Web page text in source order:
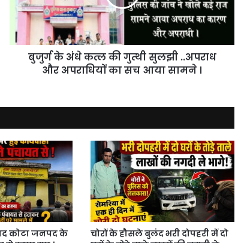
गुत्थी
सुलझी
..अपराध
और
अपराधियों
सामने
बुजुर्ग के अंधे कत्ल की गुत्थी सुलझी ..अपराध
और अपराधियों का सच आया सामने ।
कोटा जनपद के
चोरों के हौसले बुलंद भरी दोपहरी में दो